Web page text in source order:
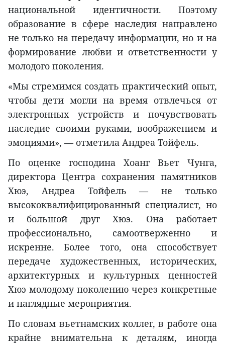
национальной идентичности. Поэтому
образование в сфере наследия направлено
не только на передачу информации, но и на
формирование любви и ответственности у
молодого поколения.
«Мы стремимся создать практический опыт,
чтобы дети могли на время отвлечься от
электронных устройств и почувствовать
наследие своими руками, воображением и
эмоциями», — отметила Андреа Тойфель.
По оценке господина Хоанг Вьет Чунга,
директора Центра сохранения памятников
Хюэ, Андреа Тойфель — не только
высококвалифицированный специалист, но
и большой друг Хюэ. Она работает
профессионально, самоотверженно и
искренне. Более того, она способствует
передаче художественных, исторических,
архитектурных и культурных ценностей
Хюэ молодому поколению через конкретные
и наглядные мероприятия.
По словам вьетнамских коллег, в работе она
крайне внимательна к деталям, иногда